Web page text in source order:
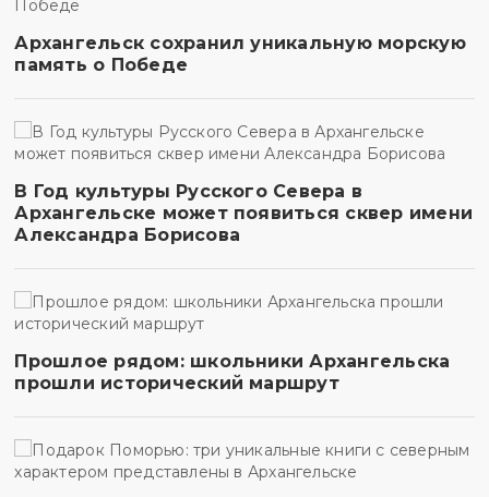
Архангельск сохранил уникальную морскую
память о Победе
В Год культуры Русского Севера в
Архангельске может появиться сквер имени
Александра Борисова
Прошлое рядом: школьники Архангельска
прошли исторический маршрут